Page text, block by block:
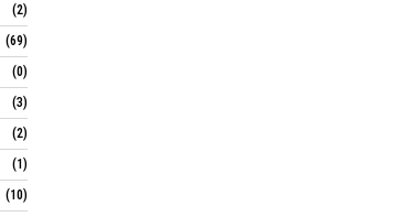
(2)
(69)
(0)
(3)
(2)
(1)
(10)